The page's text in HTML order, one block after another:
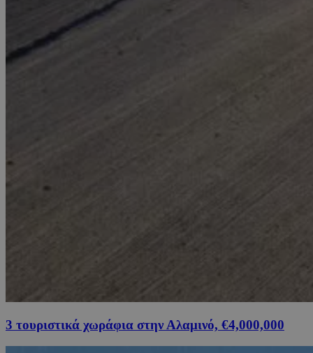
3 τουριστικά χωράφια στην Αλαμινό, €4,000,000